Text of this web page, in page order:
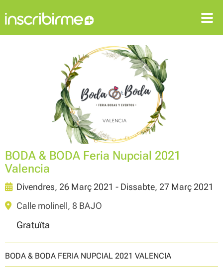
REGISTRAR-SE
BODA & BODA Feria Nupcial 2021
Valencia
Divendres, 26 Març 2021 - Dissabte, 27 Març 2021
Calle molinell, 8 BAJO
Gratuïta
BODA & BODA FERIA NUPCIAL 2021 VALENCIA